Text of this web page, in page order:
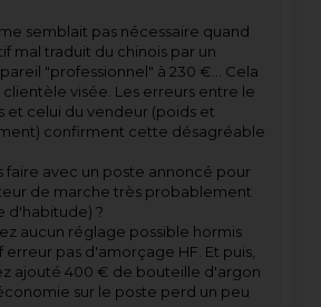
semblait pas nécessaire quand
mal traduit du chinois par un
"professionnel" à 230 €... Cela
clientèle visée. Les erreurs entre le
et celui du vendeur (poids et
confirment cette désagréable
faire avec un poste annoncé pour
de marche très probablement
d'habitude) ?
aucun réglage possible hormis
erreur pas d'amorçage HF. Et puis,
ajouté 400 € de bouteille d'argon
sur le poste perd un peu